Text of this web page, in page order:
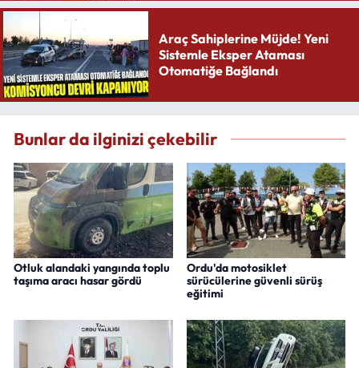
Araç Sahiplerine Müjde! Yeni
Sistemle Eksper Ataması
Otomatiğe Bağlandı
Bunlar da ilginizi çekebilir
Otluk alandaki yangında toplu
taşıma aracı hasar gördü
Ordu'da motosiklet
sürücülerine güvenli sürüş
eğitimi